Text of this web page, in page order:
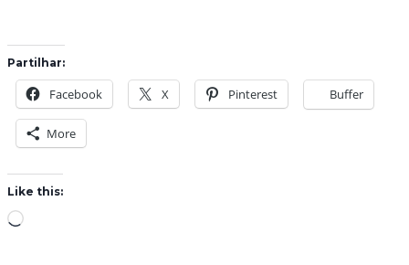
Partilhar:
Facebook X Pinterest Buffer
More
Like this:
L